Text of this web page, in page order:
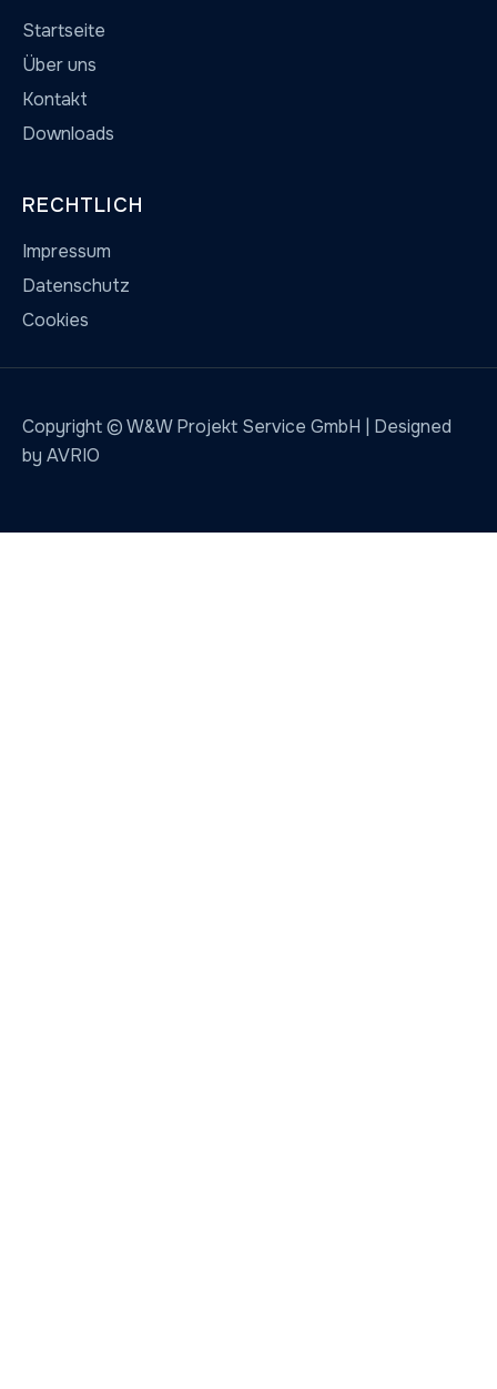
Startseite
Über uns
Kontakt
Downloads
RECHTLICH
Impressum
Datenschutz
Cookies
Copyright © W&W Projekt Service GmbH | Designed
by AVRIO